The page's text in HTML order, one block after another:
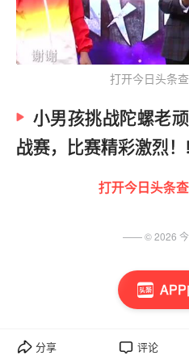
打开今日头条
小男孩挑战陀螺老
战赛，比赛精彩激烈
打开今日头条
分享 评论
—— ©2026